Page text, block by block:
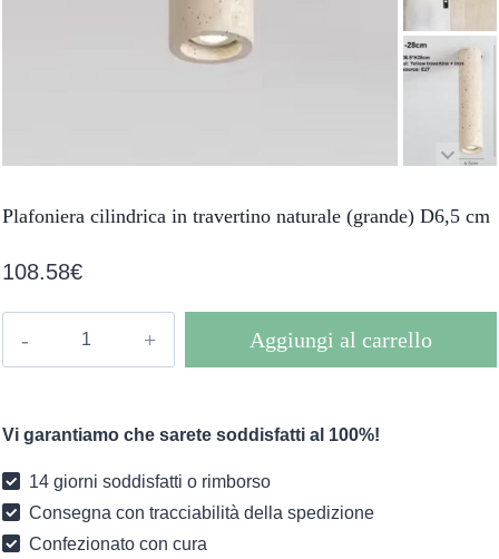
Plafoniera cilindrica in travertino naturale (grande) D6,5 cm
108.58€
naturale
D6,5
cm
quantità
Aggiungi al carrello
Vi garantiamo che sarete soddisfatti al 100%!
14 giorni soddisfatti o rimborso
Consegna con tracciabilità della spedizione
Confezionato con cura